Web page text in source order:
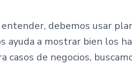
debemos usar
ayuda a mostrar bien los
de negocios,